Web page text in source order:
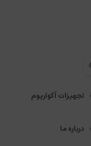
تجهیزات آکواریوم
درباره ما